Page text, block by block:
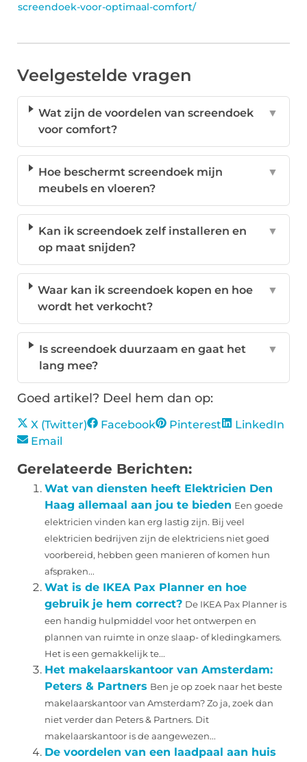
screendoek-voor-optimaal-comfort/
Veelgestelde vragen
Wat zijn de voordelen van screendoek
voor comfort?
▼
Hoe beschermt screendoek mijn
meubels en vloeren?
▼
Kan ik screendoek zelf installeren en
op maat snijden?
▼
Waar kan ik screendoek kopen en hoe
wordt het verkocht?
▼
Is screendoek duurzaam en gaat het
lang mee?
▼
Goed artikel? Deel hem dan op:
X (Twitter) Facebook Pinterest
LinkedIn
Email
Gerelateerde Berichten:
Wat van diensten heeft Elektricien Den
Haag allemaal aan jou te bieden Een goede
elektricien vinden kan erg lastig zijn. Bij veel
elektricien bedrijven zijn de elektriciens niet goed
voorbereid, hebben geen manieren of komen hun
afspraken...
Wat is de IKEA Pax Planner en hoe
gebruik je hem correct? De IKEA Pax Planner is
een handig hulpmiddel voor het ontwerpen en
plannen van ruimte in onze slaap- of kledingkamers.
Het is een gemakkelijk te...
Het makelaarskantoor van Amsterdam:
Peters & Partners Ben je op zoek naar het beste
makelaarskantoor van Amsterdam? Zo ja, zoek dan
niet verder dan Peters & Partners. Dit
makelaarskantoor is de aangewezen...
De voordelen van een laadpaal aan huis